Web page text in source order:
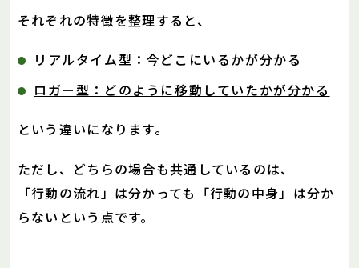
それぞれの特徴を整理すると、
リアルタイム型：今どこにいるかが分かる
ロガー型：どのように移動していたかが分かる
という違いになります。
ただし、どちらの場合も共通しているのは、
「行動の流れ」は分かっても「行動の中身」は分か
らないという点です。